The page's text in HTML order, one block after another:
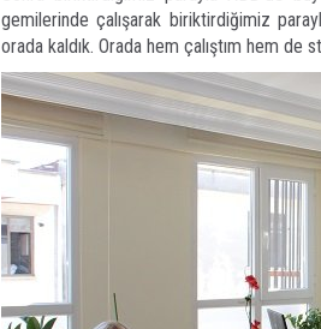
gemilerinde çalışarak biriktirdiğimiz
orada kaldık. Orada hem çalıştım hem de